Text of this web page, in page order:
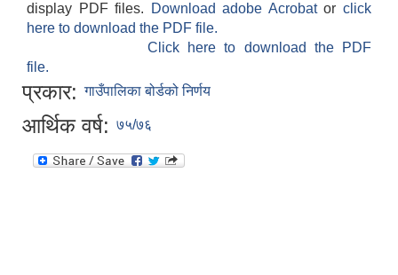
display PDF files.
Download adobe Acrobatorclick
here to download the PDF file.
Click here to download the PDF
file.
प्रकार: गाउँपालिका बोर्डको निर्णय
आर्थिक वर्ष: ७५/७६